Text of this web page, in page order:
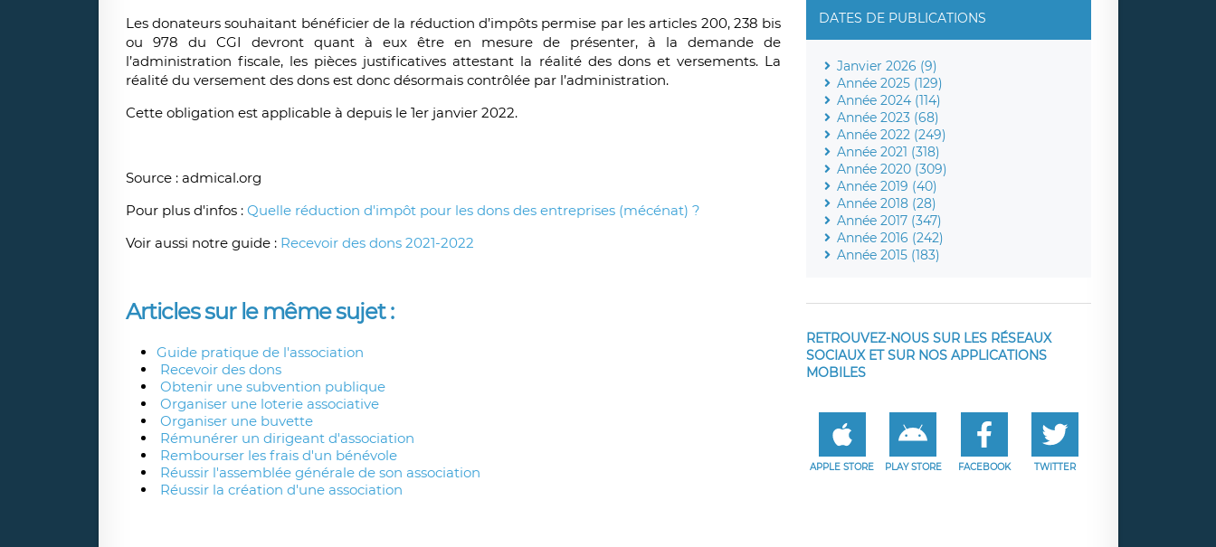
Les donateurs souhaitant bénéficier de la réduction d’impôts permise par les articles 200, 238 bis
ou 978 du CGI devront quant à eux être en mesure de présenter, à la demande de
l’administration fiscale, les pièces justificatives attestant la réalité des dons et versements. La
réalité du versement des dons est donc désormais contrôlée par l’administration.
Cette obligation est applicable à depuis le 1er janvier 2022.
Source : admical.org
Pour plus d'infos : Quelle réduction d'impôt pour les dons des entreprises (mécénat) ?
Voir aussi notre guide : Recevoir des dons 2021-2022
Articles sur le même sujet :
Guide pratique de l'association
Recevoir des dons
Obtenir une subvention publique
Organiser une loterie associative
Organiser une buvette
Rémunérer un dirigeant d'association
Rembourser les frais d'un bénévole
Réussir l'assemblée générale de son association
Réussir la création d'une association
DATES DE PUBLICATIONS
Janvier 2026 (9)
Année 2025 (129)
Année 2024 (114)
Année 2023 (68)
Année 2022 (249)
Année 2021 (318)
Année 2020 (309)
Année 2019 (40)
Année 2018 (28)
Année 2017 (347)
Année 2016 (242)
Année 2015 (183)
RETROUVEZ-NOUS SUR LES RÉSEAUX
SOCIAUX ET SUR NOS APPLICATIONS
MOBILES
APPLE STORE PLAY STORE FACEBOOK TWITTER